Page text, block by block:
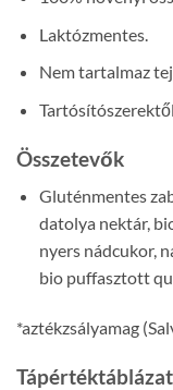
Laktózmentes.
Nem tartalmaz
Összetevők
Gluténmentes
datolya nektár,
nyers nádcukor,
bio puffasztott
*aztékzsályamag
Tápértéktáblázat